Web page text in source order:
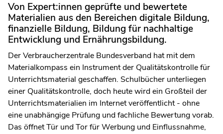
Von Expert:innen geprüfte und bewertete
Materialien aus den Bereichen digitale Bildung,
finanzielle Bildung, Bildung für nachhaltige
Entwicklung und Ernährungsbildung.
Der Verbraucherzentrale Bundesverband hat mit dem
Materialkompass ein Instrument der Qualitätskontrolle für
Unterrichtsmaterial geschaffen. Schulbücher unterliegen
einer Qualitätskontrolle, doch heute wird ein Großteil der
Unterrichtsmaterialien im Internet veröffentlicht - ohne
eine unabhängige Prüfung und fachliche Bewertung vorab.
Das öffnet Tür und Tor für Werbung und Einflussnahme,